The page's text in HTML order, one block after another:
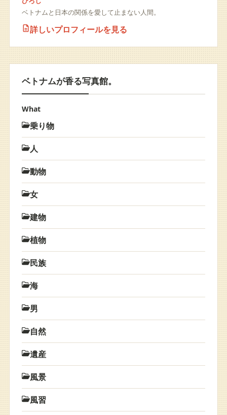
ベトナムと日本の関係を愛して止まない人間。
詳しいプロフィールを見る
ベトナムが香る写真館。
What
乗り物
人
動物
女
建物
植物
民族
海
男
自然
遺産
風景
風習